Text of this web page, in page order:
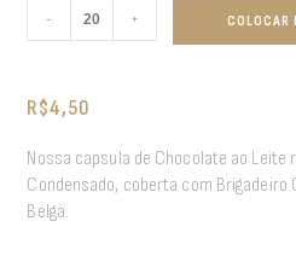
- + COLOCAR
R$4,50
Nossa capsula de Chocolate ao Leite
Condensado, coberta com Brigadeiro
Belga.